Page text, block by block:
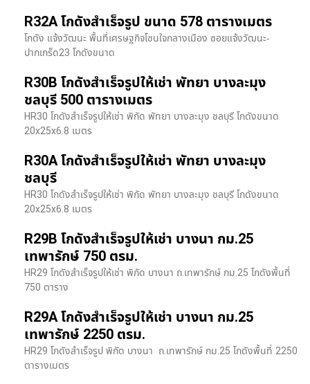
R32A โกดังสำเร็จรูป ขนาด 578 ตารางเมตร
โกดัง แจ้งวัฒนะ พื้นที่เศรษฐกิจโซนใจกลางเมือง ซอยแจ้งวัฒนะ-
ปากเกร็ด23 โกดังขนาด
R30B โกดังสำเร็จรูปให้เช่า พัทยา บางละมุง
ชลบุรี 500 ตารางเมตร
HR30 โกดังสำเร็จรูปให้เช่า พิกัด พัทยา บางละมุง ชลบุรี โกดังขนาด
20x25x6.8 เมตร
R30A โกดังสำเร็จรูปให้เช่า พัทยา บางละมุง
ชลบุรี
HR30 โกดังสำเร็จรูปให้เช่า พิกัด พัทยา บางละมุง ชลบุรี โกดังขนาด
20x25x6.8 เมตร
R29B โกดังสำเร็จรูปให้เช่า บางนา กม.25
เทพารักษ์ 750 ตรม.
HR29 โกดังสำเร็จรูปให้เช่า พิกัด บางนา​ ถ.เทพารักษ์ กม.25 โกดังพื้นที่
750 ตาราง
R29A โกดังสำเร็จรูปให้เช่า บางนา กม.25
เทพารักษ์ 2250 ตรม.
HR29 โกดังสำเร็จรูป พิกัด บางนา​ ถ.เทพารักษ์ กม.25 โกดังพื้นที่ 2250
ตารางเมตร